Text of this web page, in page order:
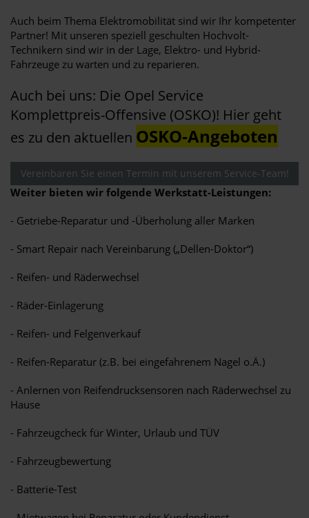
Auch beim Thema Elektromobilität sind wir Ihr kompetenter
Partner! Mit unseren speziell geschulten Hochvolt-
Technikern sind wir in der Lage, Elektro- und Hybrid-
Fahrzeuge zu warten und zu reparieren.
Auch bei uns: Die Opel Service
Komplettpreis-Offensive (OSKO)! Hier geht
es zu den aktuellen OSKO-Angeboten
Vereinbaren Sie einen Termin mit unserem Service-Team!
Weiter bieten wir folgende Werkstatt-Leistungen:
- Getriebe-Reparatur und -Überholung aller Marken
- Smart Repair nach Vereinbarung („Dellen-Doktor“)
- Reifen- und Räderwechsel
- Räder-Einlagerung
- Reifen- und Felgenverkauf
- Reifen-Reparatur (z.B. bei eingefahrenem Nagel o.Ä.)
- Anlernen von Reifendrucksensoren nach Räderwechsel zu
Hause
- Fahrzeugcheck für Winter, Urlaub und TÜV
- Fahrzeugbewertung
- Batterie-Test